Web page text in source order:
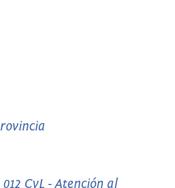
CyL - Atención al